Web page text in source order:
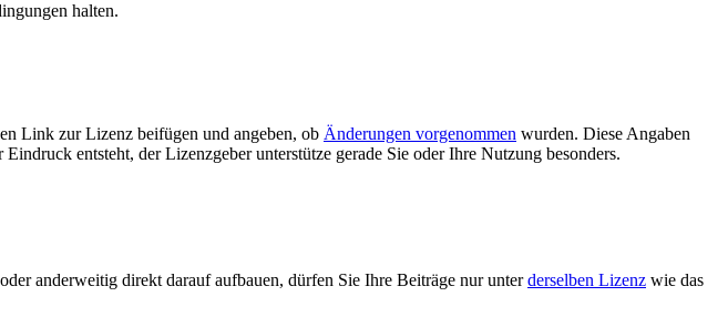
halten.
Link zur Lizenz beifügen und angeben, ob Änderungen vorgenommen wurden. Diese Angaben
entsteht, der Lizenzgeber unterstütze gerade Sie oder Ihre Nutzung besonders.
anderweitig direkt darauf aufbauen, dürfen Sie Ihre Beiträge nur unterderselben Lizenz wie das